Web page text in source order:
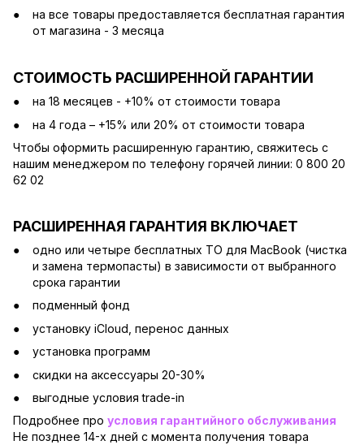
на все товары предоставляется бесплатная гарантия
от магазина - 3 месяца
СТОИМОСТЬ РАСШИРЕННОЙ ГАРАНТИИ
на 18 месяцев - +10% от стоимости товара
на 4 года – +15% или 20% от стоимости товара
Чтобы оформить расширенную гарантию, свяжитесь с
нашим менеджером по телефону горячей линии: 0 800 20
62 02
РАСШИРЕННАЯ ГАРАНТИЯ ВКЛЮЧАЕТ
одно или четыре бесплатных ТО для MacBook (чистка
и замена термопасты) в зависимости от выбранного
срока гарантии
подменный фонд
установку iCloud, перенос данных
установка программ
скидки на аксессуары 20-30%
выгодные условия trade-in
Подробнее про условия гарантийного обслуживания
Не позднее 14-х дней с момента получения товара